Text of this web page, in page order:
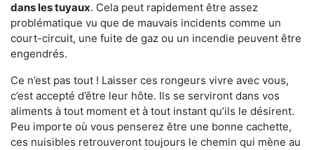
dans les tuyaux. Cela peut rapidement être assez
problématique vu que de mauvais incidents comme un
court-circuit, une fuite de gaz ou un incendie peuvent être
engendrés.
Ce n’est pas tout ! Laisser ces rongeurs vivre avec vous,
c’est accepté d’être leur hôte. Ils se serviront dans vos
aliments à tout moment et à tout instant qu’ils le désirent.
Peu importe où vous penserez être une bonne cachette,
ces nuisibles retrouveront toujours le chemin qui mène au